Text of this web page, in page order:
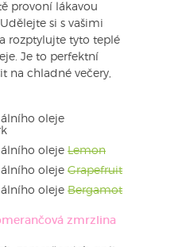
provoní lákavou
si s vašimi
rozptylujte tyto teplé
Je to perfektní
na chladné večery,
oleje
oleje Lemon
oleje Grapefruit
oleje Bergamot
zmrzlina